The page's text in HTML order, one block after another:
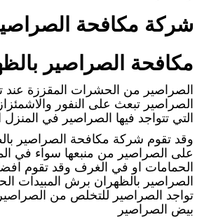
شركة مكافحة
مكافحة الصراصير
الصراصير من الحشرات المقززة عند
الصراصير تبعث على النفور
التي تتواجد فيها الصراصير في
وقد تقوم شركة مكافحة الصراصير
على الصراصير من منبعها سواء في
الحمامات او في الغرف وقد تقوم
الصراصير بالظهران برش المبيدات
تواجد الصراصير للتخلص من
بيض الصراصير